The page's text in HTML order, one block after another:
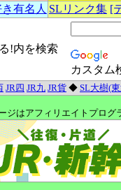
有名人 SLリンク集 [
!内を検索
カスタム
JR四 JR九 JR貨 ◆ SL大樹(
ジはアフィリエイトプログ